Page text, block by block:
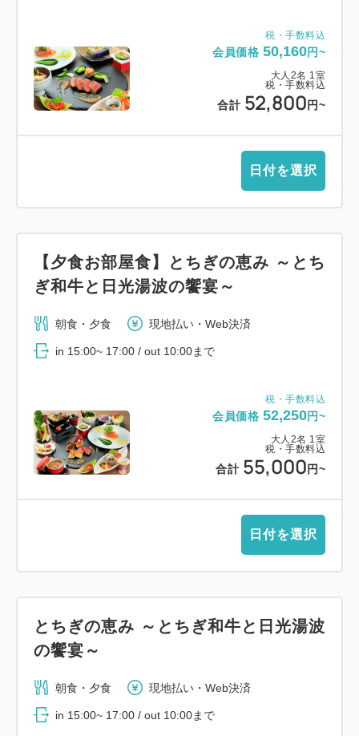
税・手数料込
会員価格 50,160円~
大人 2名 1 室
税・手数料込
合計 52,800 円~
日付を選択
税・手数料込
会員価格 52,250円~
大人 2名 1 室
税・手数料込
合計 55,000 円~
【夕食お部屋食】とちぎの恵み ～とち
ぎ和牛と日光湯波の饗宴～
朝食・夕食 現地払い・Web決済
in 15:00~ 17:00 / out 10:00まで
日付を選択
とちぎの恵み ～とちぎ和牛と日光湯波
の饗宴～
朝食・夕食 現地払い・Web決済
in 15:00~ 17:00 / out 10:00まで